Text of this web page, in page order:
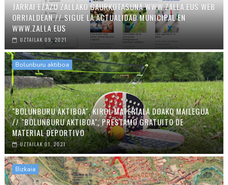
JARRAI EZAZU ZALLAKO GAURKOTASUNA WWW.ZALLA.EUS WEB
ORRIALDEAN // SIGUE LA ACTUALIDAD MUNICIPAL EN
WWW.ZALLA.EUS
UZTAILAK 09, 2021
Bolunburu aktiboa
"BOLUNBURU AKTIBOA", KIROL MATERIALA DOAKO MAILEGUA
// "BOLUNBURU AKTIBOA", PRÉSTAMO GRATUITO DE
MATERIAL DEPORTIVO
UZTAILAK 01, 2021
Bizkaia